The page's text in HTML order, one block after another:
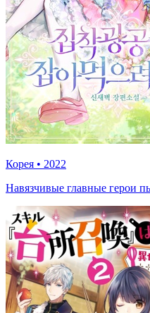
Корея • 2022
Навязчивые главные герои